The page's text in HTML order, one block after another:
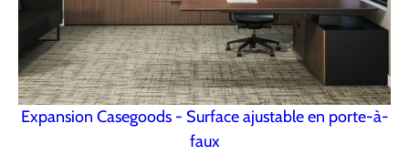
Expansion Casegoods - Surface ajustable en porte-à-
faux